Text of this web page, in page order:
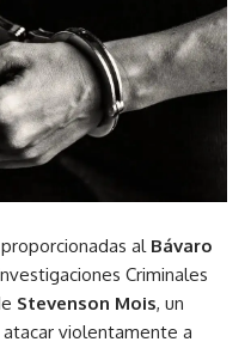
al Bávaro
Criminales
Stevenson Mois, un
violentamente a